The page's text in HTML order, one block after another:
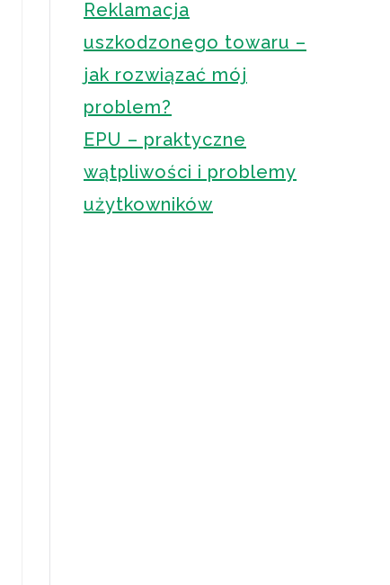
Reklamacja
uszkodzonego towaru –
jak rozwiązać mój
problem?
EPU – praktyczne
wątpliwości i problemy
użytkowników